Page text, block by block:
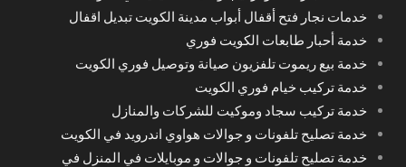
خدمات نجار فتح أقفال أبواب مدينة الكويت تبديل اقفال
خدمة أحبار طابعات الكويت فوري
خدمة بيع ريموت تلفزيون صيانة وتوصيل فوري الكويت
خدمة تركيب خيام فوري الكويت
خدمة تركيب سجاد وموكيت للشركات والمنازل
خدمة تصليح تلفونات و جوالات هواوي اندرويد في الكويت
خدمة تصليح تلفونات و جوالات و موبايلات في المنزل في